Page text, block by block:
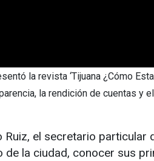
la revista ‘Tijuana ¿Cómo
la rendición de cuentas y
el secretario particular
la ciudad, conocer sus